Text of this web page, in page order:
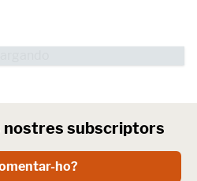
nostres subscriptors
ho?